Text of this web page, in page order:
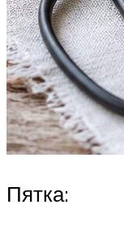
Пятка: